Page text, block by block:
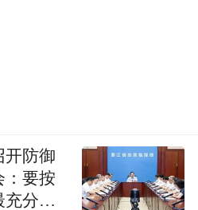
开防御
：要按
充分的